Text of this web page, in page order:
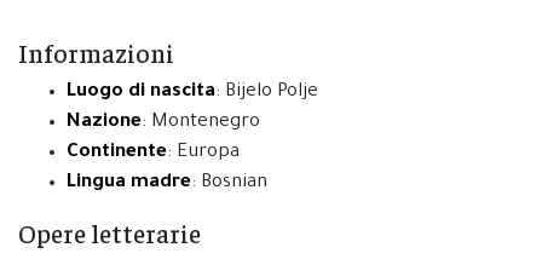
Informazioni
Luogo di nascita: Bijelo Polje
Nazione: Montenegro
Continente: Europa
Lingua madre: Bosnian
Opere letterarie